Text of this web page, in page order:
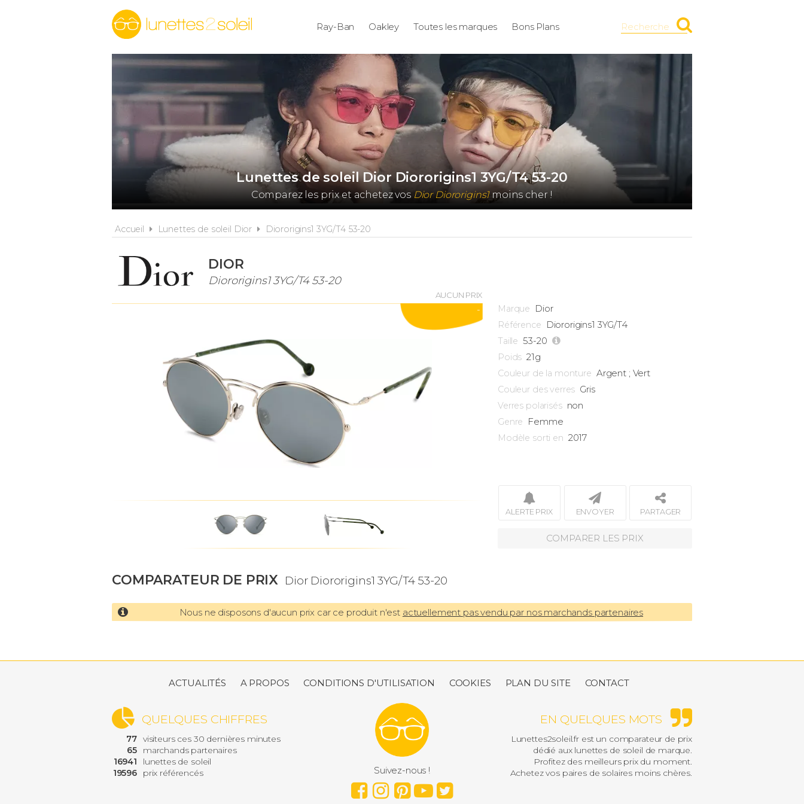
Ray-Ban Oakley Toutes les marques Bons Plans Recherche
Lunettes de soleil Dior Diororigins1 3YG/T4 53-20
Comparez les prix et achetez vos Dior Diororigins1moins cher !
Accueil Lunettes de soleil Dior Diororigins1 3YG/T4 53-20
DIOR
Diororigins1 3YG/T4 53-20
AUCUN PRIX
- Marque Dior
Référence Diororigins1 3YG/T4
Taille 53-20
Poids 21g
Couleur de la monture Argent ; Vert
Couleur des verres Gris
Verres polarisés non
Genre Femme
Modèle sorti en 2017
ALERTE PRIX ENVOYER PARTAGER
COMPARER LES PRIX
COMPARATEUR DE PRIX Dior Diororigins1 3YG/T4 53-20
Nous ne disposons d'aucun prix car ce produit n'est actuellement pas vendu par nos marchands partenaires
ACTUALITÉS A PROPOS CONDITIONS D'UTILISATION COOKIES PLAN DU SITE CONTACT
EN QUELQUES MOTS
Lunettes2soleil.fr est un comparateur de prix
dédié aux lunettes de soleil de marque.
Profitez des meilleurs prix du moment.
Achetez vos paires de solaires moins chères.
QUELQUES CHIFFRES
77 visiteurs ces 30 dernières minutes
65
marchands partenaires
16941
lunettes de soleil
19596
prix référencés Suivez-nous !